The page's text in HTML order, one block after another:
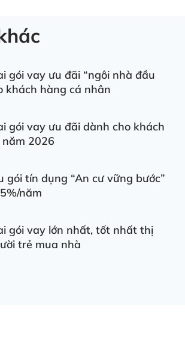
gói vay ưu đãi “ngôi nhà đầu
khách hàng cá nhân
gói vay ưu đãi dành cho khách
2026
gói tín dụng “An cư vững bước”
năm
gói vay lớn nhất, tốt nhất thị
trẻ mua nhà